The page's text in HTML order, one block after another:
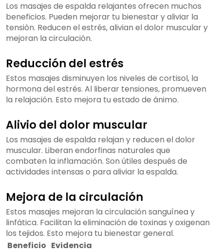
Los masajes de espalda relajantes ofrecen muchos
beneficios. Pueden mejorar tu bienestar y aliviar la
tensión. Reducen el estrés, alivian el dolor muscular y
mejoran la circulación.
Reducción del estrés
Estos masajes disminuyen los niveles de cortisol, la
hormona del estrés. Al liberar tensiones, promueven
la relajación. Esto mejora tu estado de ánimo.
Alivio del dolor muscular
Los masajes de espalda relajan y reducen el dolor
muscular. Liberan endorfinas naturales que
combaten la inflamación. Son útiles después de
actividades intensas o para aliviar la espalda.
Mejora de la circulación
Estos masajes mejoran la circulación sanguínea y
linfática. Facilitan la eliminación de toxinas y oxigenan
los tejidos. Esto mejora tu bienestar general.
Beneficio Evidencia